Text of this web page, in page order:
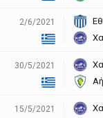
2/6/2021
30/5/2021
15/5/2021